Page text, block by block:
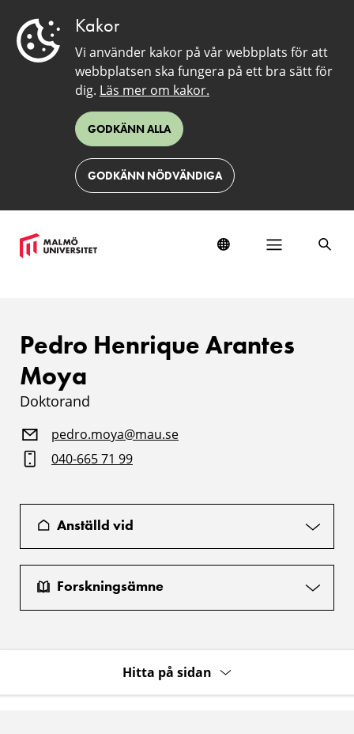
Kakor
Vi använder kakor på vår webbplats för att
webbplatsen ska fungera på ett bra sätt för
dig. Läs mer om kakor.
GODKÄNN ALLA
GODKÄNN NÖDVÄNDIGA
Pedro Henrique Arantes
Moya
Doktorand
pedro.moya@mau.se
040-665 71 99
Anställd vid
Forskningsämne
Hitta på sidan